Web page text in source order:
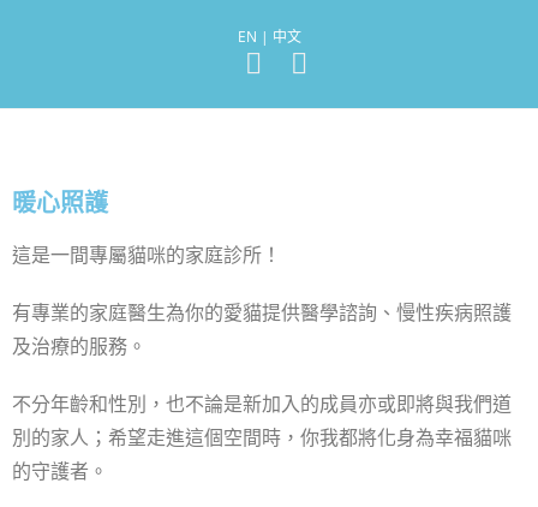
EN | 中文
暖心照護
這是一間專屬貓咪的家庭診所！
有專業的家庭醫生為你的愛貓提供醫學諮詢、慢性疾病照護
及治療的服務。
不分年齡和性別，也不論是新加入的成員亦或即將與我們道
別的家人；希望走進這個空間時，你我都將化身為幸福貓咪
的守護者。